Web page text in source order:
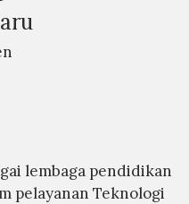
lembaga pendidikan
pelayanan Teknologi